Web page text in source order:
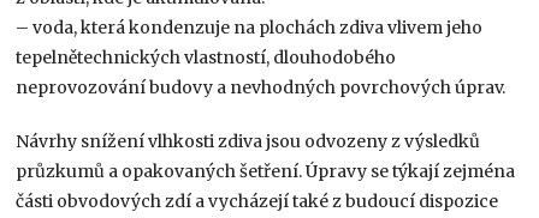
– voda, která kondenzuje na plochách zdiva vlivem jeho
tepelnětechnických vlastností, dlouhodobého
neprovozování budovy a nevhodných povrchových úprav.
Návrhy snížení vlhkosti zdiva jsou odvozeny z výsledků
průzkumů a opakovaných šetření. Úpravy se týkají zejména
části obvodových zdí a vycházejí také z budoucí dispozice